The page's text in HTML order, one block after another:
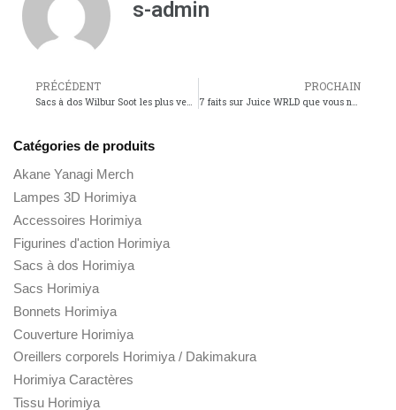
s-admin
PRÉCÉDENT PROCHAIN
Catégories de produits
Akane Yanagi Merch
Lampes 3D Horimiya
Accessoires Horimiya
Figurines d'action Horimiya
Sacs à dos Horimiya
Sacs Horimiya
Bonnets Horimiya
Couverture Horimiya
Oreillers corporels Horimiya / Dakimakura
Horimiya Caractères
Tissu Horimiya